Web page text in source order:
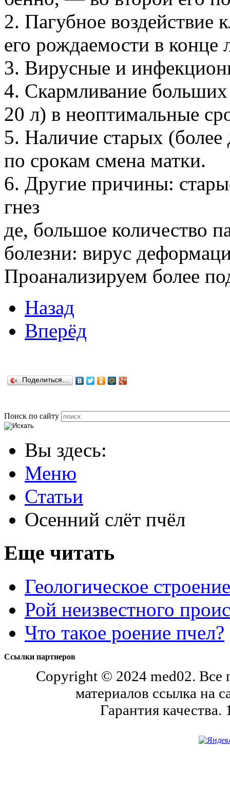
2. Пагубное воздействие
его рождаемости в конце
3. Вирусные и
4. Скармливание
20 л) в неоптимальные
5. Наличие старых (более
по срокам смена матки.
6. Другие причины:
гнез
де, большое количество
болезни: вирус
Проанализируем более
Назад
Вперёд
Поделиться…
Поиск по сайту
Вы здесь:
Меню
Статьи
Осенний слёт пчёл
Еще читать
Геологическое
Рой неизвестного
Что такое роение пчел?
Ссылки партнеров
Copyright © 2024 med02. Все
материалов ссылка на
Гарантия